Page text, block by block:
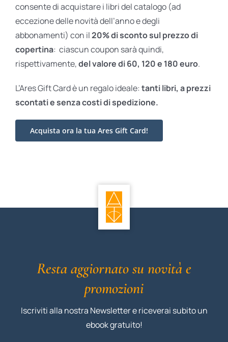
consente di acquistare i libri del catalogo (ad
eccezione delle novità dell’anno e degli
abbonamenti) con il20% di sconto sul prezzo di
copertina: ciascun coupon sarà quindi,
rispettivamente,del valore di 60, 120 e 180 euro.
L’Ares Gift Card è un regalo ideale: tanti libri, a prezzi
scontati esenza costi di spedizione.
Acquista ora la tua Ares Gift Card!
Resta aggiornato su novità e
promozioni
Iscriviti alla nostra Newsletter e riceverai subito un
ebook gratuito!